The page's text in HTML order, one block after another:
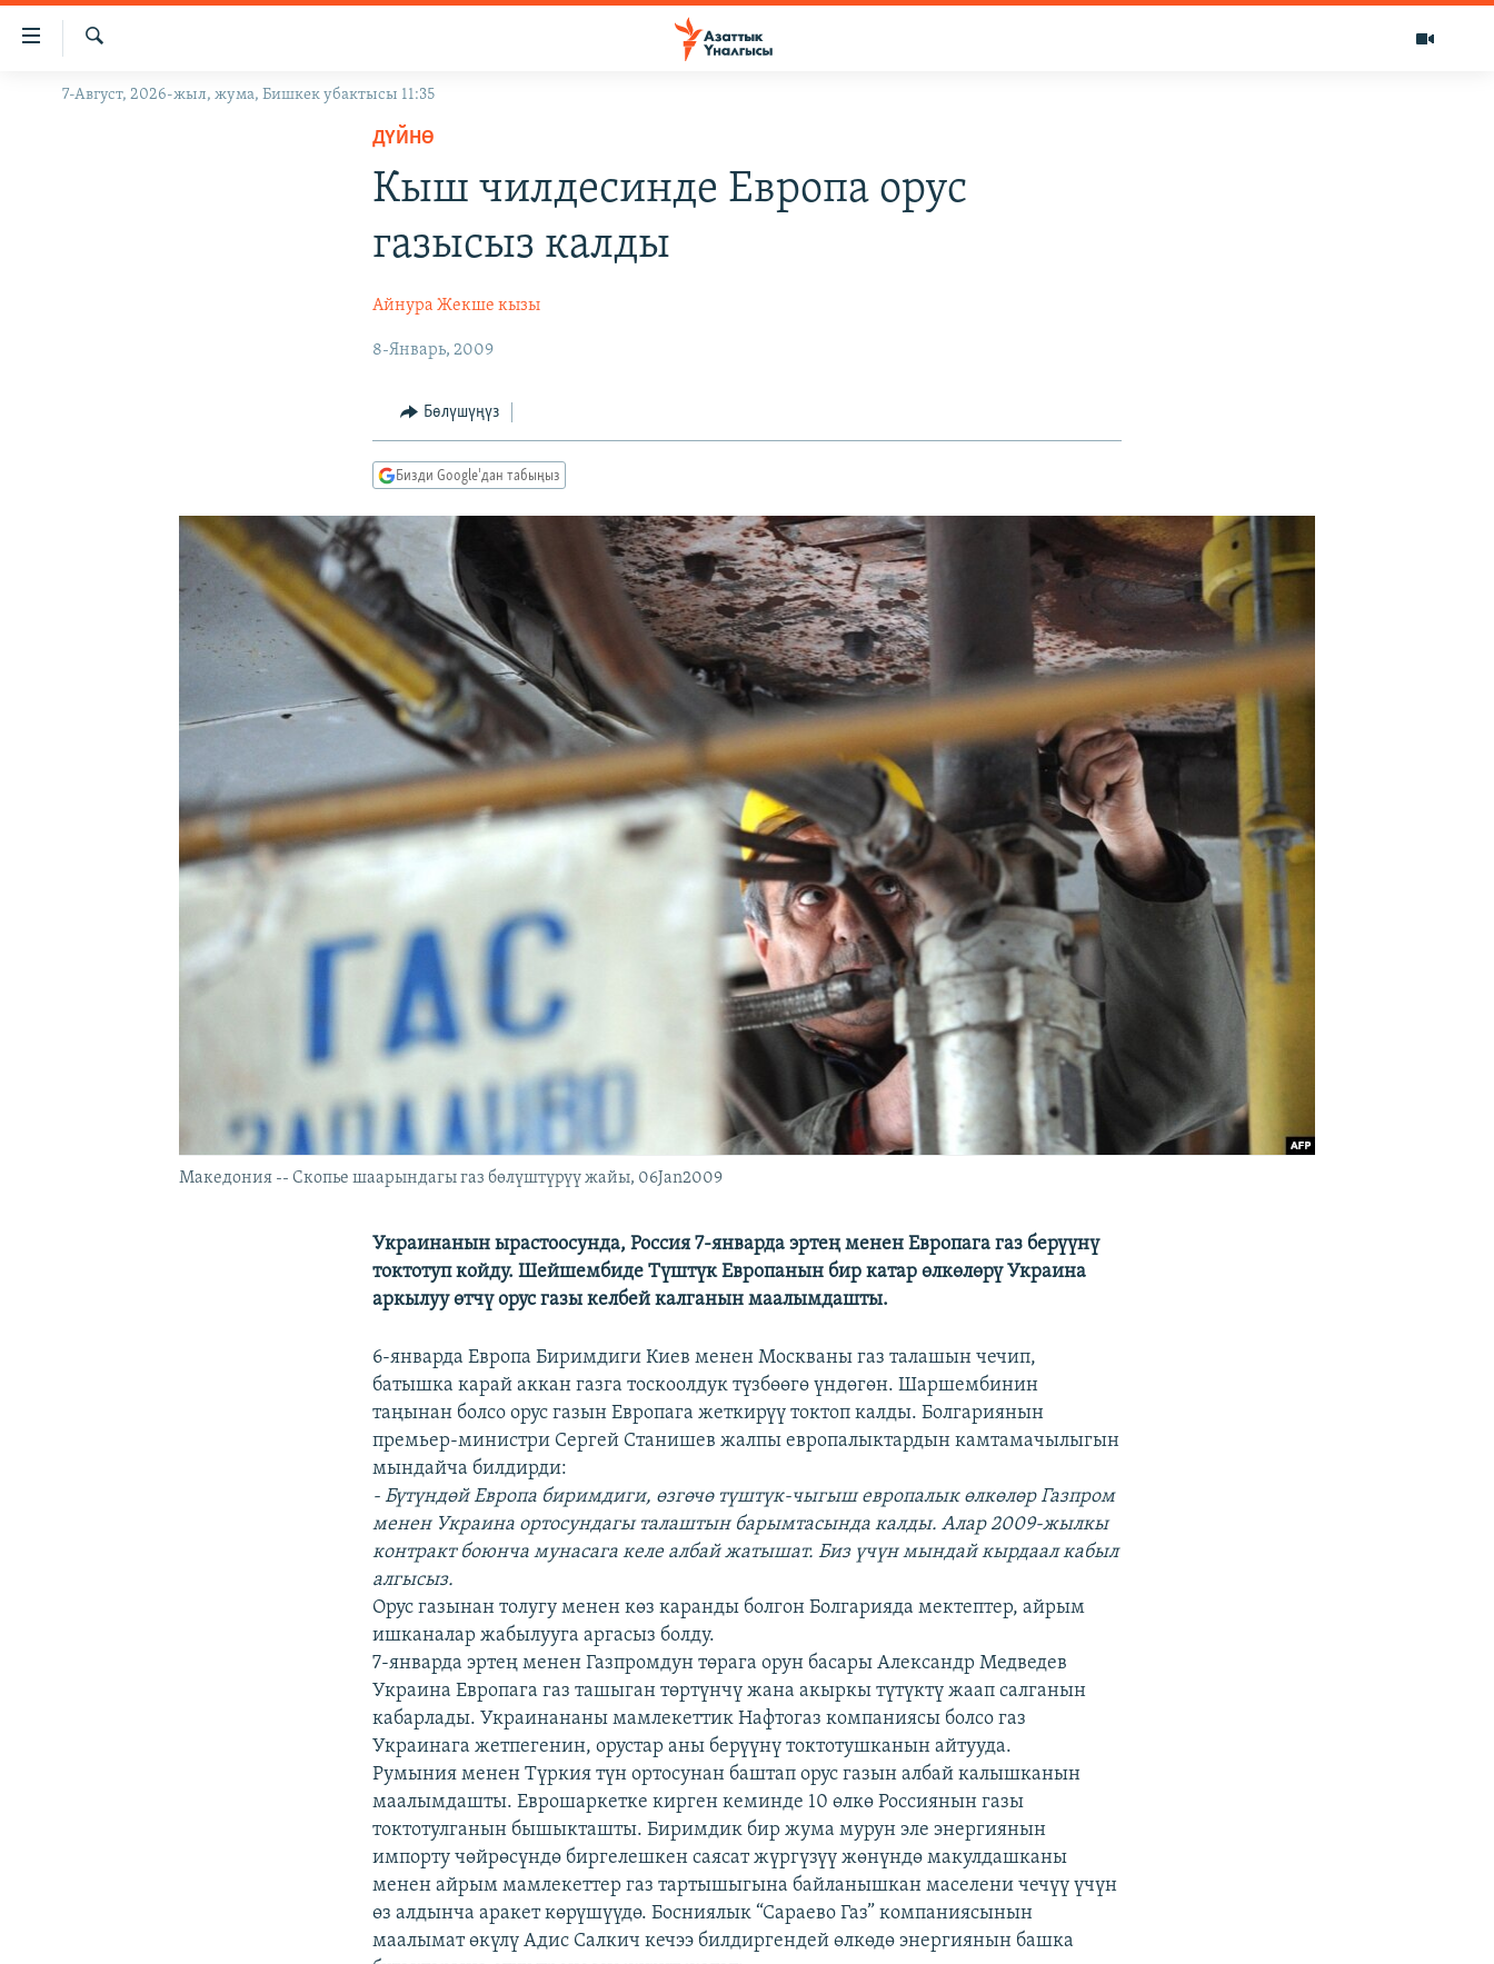
Линктер
Мазмунга
Навигацияга
ЖАҢЫЛЫКТАР
Издөө
7-Август, 2026-жыл, жума, Бишкек убактысы 11:35
ДҮЙНӨ
Кыш чилдесинде Европа орус
газысыз калды
Айнура Жекше кызы
8-Январь, 2009
Бөлүшүңүз
Бизди Google'дан табыңыз
Македония -- Скопье шаарындагы газ бөлүштүрүү жайы, 06Jan2009
Украинанын ырастоосунда, Россия 7-январда эртең менен Европага газ берүүнү
токтотуп койду. Шейшембиде Түштүк Европанын бир катар өлкөлөрү Украина
аркылуу өтчү орус газы келбей калганын маалымдашты.
6-январда Европа Биримдиги Киев менен Москваны газ талашын чечип,
батышка карай аккан газга тоскоолдук түзбөөгө үндөгөн. Шаршембинин
таңынан болсо орус газын Европага жеткирүү токтоп калды. Болгариянын
премьер-министри Сергей Станишев жалпы европалыктардын камтамачылыгын
мындайча билдирди:
- Бүтүндөй Европа биримдиги, өзгөчө түштүк-чыгыш европалык өлкөлөр Газпром
менен Украина ортосундагы талаштын барымтасында калды. Алар 2009-жылкы
контракт боюнча мунасага келе албай жатышат. Биз үчүн мындай кырдаал кабыл
алгысыз.
Орус газынан толугу менен көз каранды болгон Болгарияда мектептер, айрым
ишканалар жабылууга аргасыз болду.
7-январда эртең менен Газпромдун төрага орун басары Александр Медведев
Украина Европага газ ташыган төртүнчү жана акыркы түтүктү жаап салганын
кабарлады. Украинананы мамлекеттик Нафтогаз компаниясы болсо газ
Украинага жетпегенин, орустар аны берүүнү токтотушканын айтууда.
Румыния менен Түркия түн ортосунан баштап орус газын албай калышканын
маалымдашты. Еврошаркетке кирген кеминде 10 өлкө Россиянын газы
токтотулганын бышыкташты. Биримдик бир жума мурун эле энергиянын
импорту чөйрөсүндө биргелешкен саясат жүргүзүү жөнүндө макулдашканы
менен айрым мамлекеттер газ тартышыгына байланышкан маселени чечүү үчүн
өз алдынча аракет көрүшүүдө. Босниялык “Сараево Газ” компаниясынын
маалымат өкүлү Адис Салкич кечээ билдиргендей өлкөдө энергиянын башка